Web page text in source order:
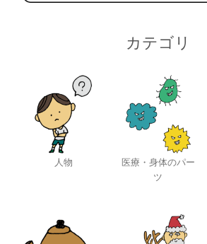
カテゴリ
人物
医療・身体のパー
ツ